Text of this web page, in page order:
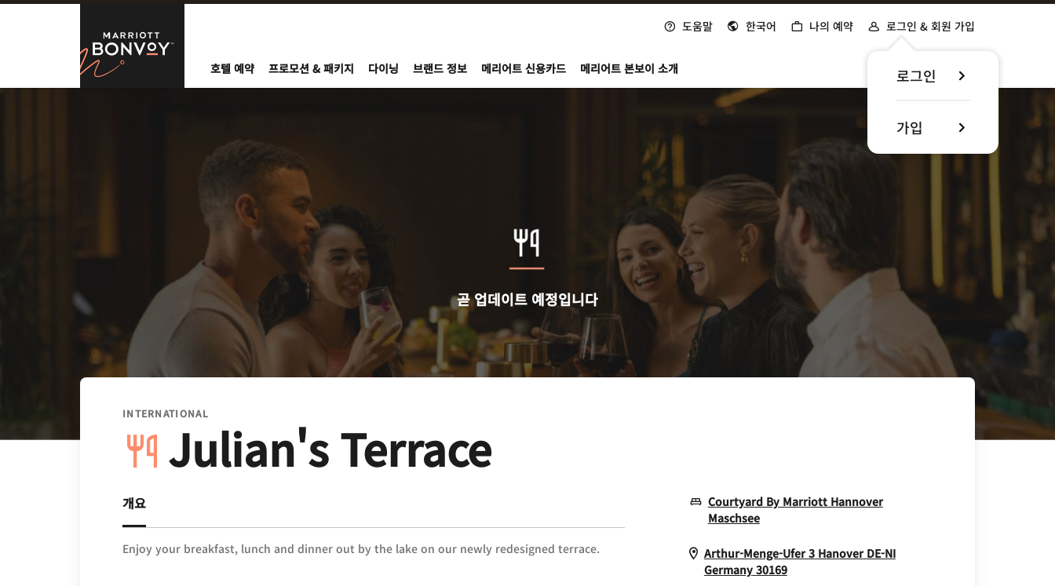
Skip to Content
Marriott Bonvoy
도움말 한국어 나의 예약 로그인 & 회원 가입
로그인
가입
호텔 예약 프로모션 & 패키지 다이닝 브랜드 정보 메리어트 신용카드 메리어트 본보이 소개
곧 업데이트 예정입니다
INTERNATIONAL
Julian's Terrace
개요
Enjoy your breakfast, lunch and dinner out by the lake on our newly redesigned terrace.
Courtyard By Marriott Hannover
MaschseeOpens In New Window
Arthur-Menge-Ufer 3 Hanover DE-NI
Germany 30169Opens In New Window